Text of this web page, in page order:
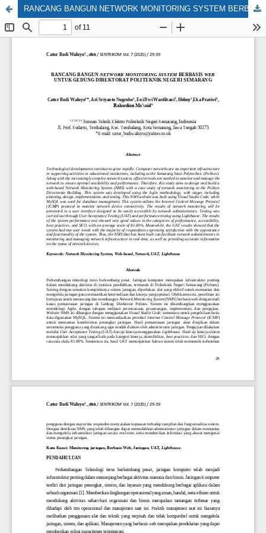
RANCANG BANGUN NETWORK MONITORING SYSTEM BERBASIS WEB UNTUK GEDUNG DIREKTORAT POLITEKNIK NEGERI SEMARANG